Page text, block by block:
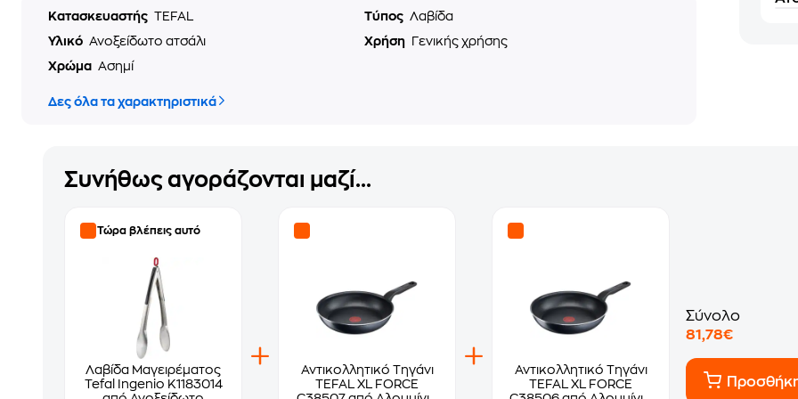
Κατασκευαστής TEFAL Τύπος Λαβίδα
Υλικό Ανοξείδωτο ατσάλι Χρήση
Γενικής χρήσης
Χρώμα Ασημί
Δες όλα τα χαρακτηριστικά
Συνήθως αγοράζονται μαζί...
Τώρα βλέπεις αυτό
Λαβίδα Μαγειρέματος
Tefal Ingenio K1183014
Αντικολλητικό Τηγάνι
TEFAL XL FORCE
Αντικολλητικό Τηγάνι
TEFAL XL FORCE
Σύνολο
81,78€